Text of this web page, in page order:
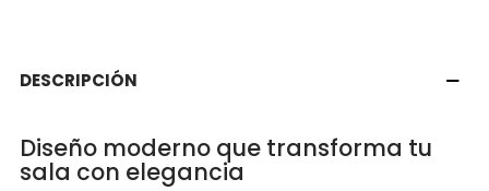
DESCRIPCIÓN
Diseño moderno que transforma tu
sala con elegancia